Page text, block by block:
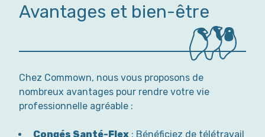
Avantages et bien-être
Chez Commown, nous vous proposons de
nombreux avantages pour rendre votre vie
professionnelle agréable :
Congés Santé-Flex : Bénéficiez de télétravail